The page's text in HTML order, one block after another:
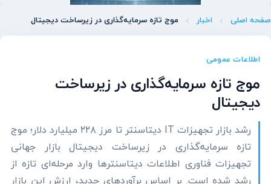
صفحه اصلی اخبار موج تازه سرمایه‌گذاری در زیرساخت دیجیتال
اطلاعات عمومی
موج تازه سرمایه‌گذاری در زیرساخت
دیجیتال
رشد بازار تجهیزات IT دیتاسنتر تا مرز ۲۲۸ میلیارد دلار؛ موج
تازه سرمایه‌گذاری در زیرساخت دیجیتال بازار جهانی
تجهیزات فناوری اطلاعات دیتاسنترها وارد مرحله‌ای تازه از
رشد شده است. بر اساس برآوردهای جدید، ارزش این بازار